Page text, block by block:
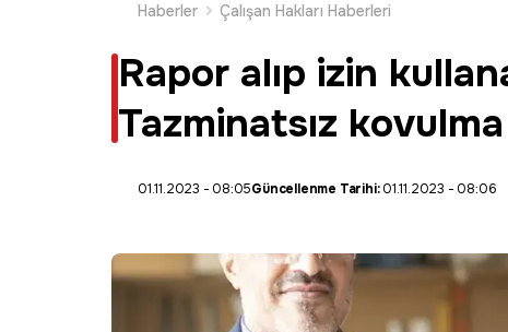
Haberler Çalışan Hakları Haberleri
Rapor alıp izin
Tazminatsız
01.11.2023 - 08:05Güncellenme Tarihi:01.11.2023 - 08:06